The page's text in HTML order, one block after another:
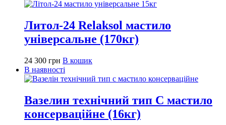
Литол-24 Relaksol мастило
універсальне (170кг)
24 300 грн В кошик
В наявності
Вазелин технічний тип С мастило
консерваційне (16кг)